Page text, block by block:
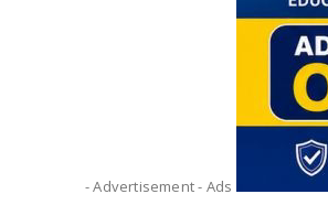
- Advertisement - Ads